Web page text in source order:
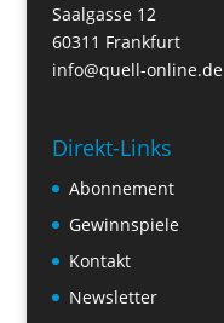
Saalgasse 12
60311 Frankfurt
info@quell-online.de
Direkt-Links
Abonnement
Gewinnspiele
Kontakt
Newsletter